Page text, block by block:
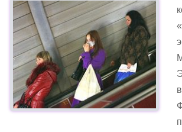
Проведение ритуалов
Любовные привороты
Любовные заговоры
Противолюбовные заговоры
Методы снятия приворота
Магические приёмы,
помогающие вернуть
Вызовы(чтобы человек к